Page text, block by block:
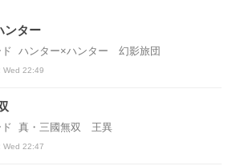
ンター
ド ハンター×ハンター 幻影旅団
Wed 22:49
ド 真・三國無双 王異
Wed 22:47